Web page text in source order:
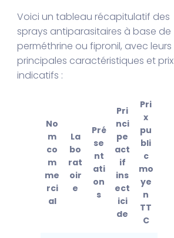
Voici un tableau récapitulatif des
sprays antiparasitaires à base de
perméthrine ou fipronil, avec leurs
principales caractéristiques et prix
indicatifs :
No
m
co
m
me
rci
al
La
bo
rat
oir
e
Pré
se
nt
ati
on
s
Pri
nci
pe
act
if
ins
ect
ici
de
Pri
x
pu
bli
c
mo
ye
n
TT
C